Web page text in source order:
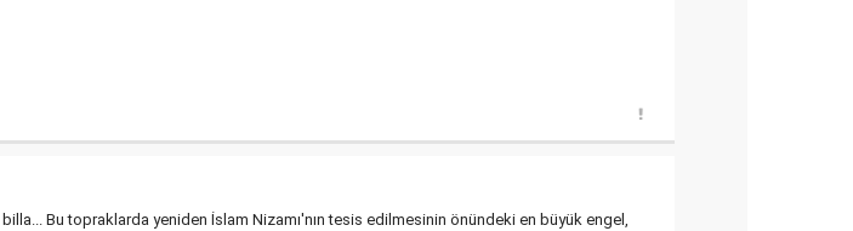
Bu topraklarda yeniden İslam Nizamı'nın tesis edilmesinin önündeki en büyük engel,